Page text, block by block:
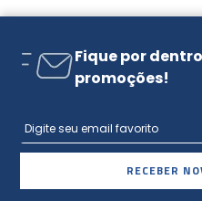
Fique por
promoções!
RECEBER